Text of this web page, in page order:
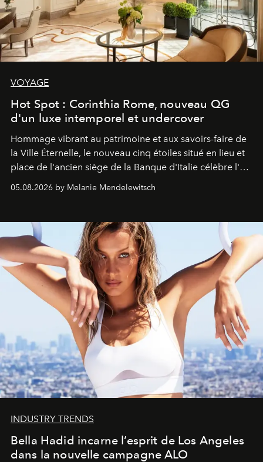
VOYAGE
Hot Spot : Corinthia Rome, nouveau QG
d'un luxe intemporel et undercover
Hommage vibrant au patrimoine et aux savoirs-faire de
la Ville Éternelle, le nouveau cinq étoiles situé en lieu et
place de l'ancien siège de la Banque d'Italie célèbre l'art
05.08.2026 by Melanie Mendelewitsch
INDUSTRY TRENDS
Bella Hadid incarne l’esprit de Los Angeles
dans la nouvelle campagne ALO